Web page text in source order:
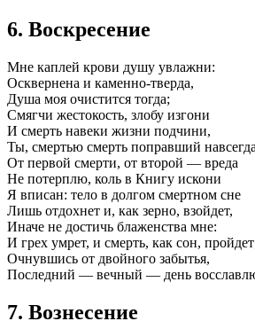
6. Воскресение
Мне каплей крови душу увлажни:
Осквернена и каменно-тверда,
Душа моя очистится тогда;
Смягчи жестокость, злобу изгони
И смерть навеки жизни подчини,
Ты, смертью смерть поправший
От первой смерти, от второй — вреда
Не потерплю, коль в Книгу искони
Я вписан: тело в долгом смертном сне
Лишь отдохнет и, как зерно, взойдет,
Иначе не достичь блаженства мне:
И грех умрет, и смерть, как сон,
Очнувшись от двойного забытья,
Последний — вечный — день
7. Вознесение